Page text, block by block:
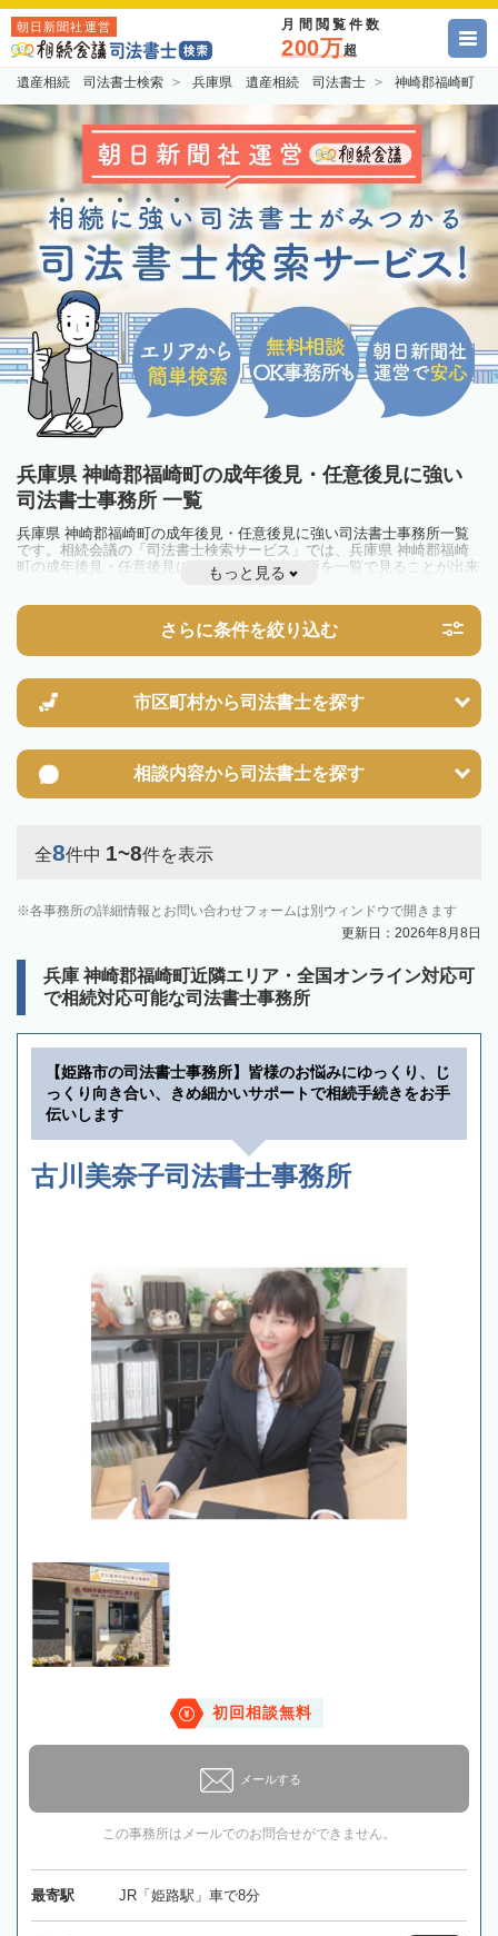
朝日新聞社運営 月間閲覧件数
200万超
遺産相続 司法書士検索 兵庫県 遺産相続 司法書士 神崎郡福崎町
兵庫県 神崎郡福崎町の成年後見・任意後見に強い
司法書士事務所 一覧
兵庫県 神崎郡福崎町の成年後見・任意後見に強い司法書士事務所一覧
です。相続会議の「司法書士検索サービス」では、兵庫県 神崎郡福崎
町の成年後見・任意後見に強い司法書士事務所を一覧で見ることが出来
ます。相続のトラブルやお悩みを抱えている方は一度近隣の司法書士に
もっと見る
さらに条件を絞り込む
市区町村から司法書士を探す
相談内容から司法書士を探す
全8件中 1~8件を表示
各事務所の詳細情報とお問い合わせフォームは別ウィンドウで開きます
更新日：2026年8月8日
兵庫 神崎郡福崎町近隣エリア・全国オンライン対応可
で相続対応可能な司法書士事務所
【姫路市の司法書士事務所】皆様のお悩みにゆっくり、じ
っくり向き合い、きめ細かいサポートで相続手続きをお手
伝いします
古川美奈子司法書士事務所
初回相談無料
メールする
この事務所はメールでのお問合せができません。
最寄駅 JR「姫路駅」車で8分